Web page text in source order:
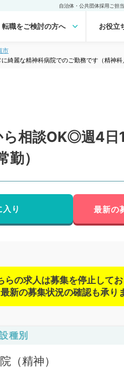
自治体・公共団体採用ご担
転職をご検討の方へ お役立
市
麗な精神科病院でのご勤務です（精神科
ら相談OK◎週4
）
入り 最新の
らの求人は募集を停止してお
最新の募集状況の確認も承り
種別
（精神）